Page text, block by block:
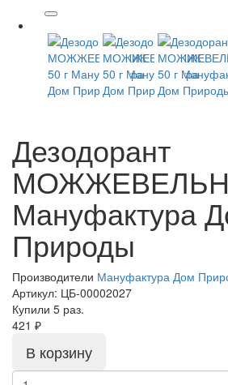
Дезодорант
Мануфактура
Природы
Производители Мануфактура Дом
Артикул: ЦБ-00002027
Купили 5 раз.
421 ₽
В корзину